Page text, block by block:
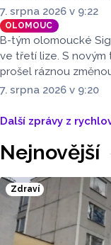
7. srpna 2026 v 9:22
OLOMOUC
B-tým olomoucké
ve třetí lize. S novým
prošel ráznou
7. srpna 2026 v 9:20
Další zprávy z
Nejnovější
Zdraví